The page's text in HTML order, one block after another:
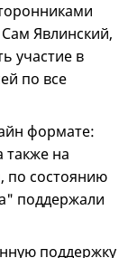
Явлинский,
участие в
по все
формате:
также на
по состоянию
поддержали
поддержку